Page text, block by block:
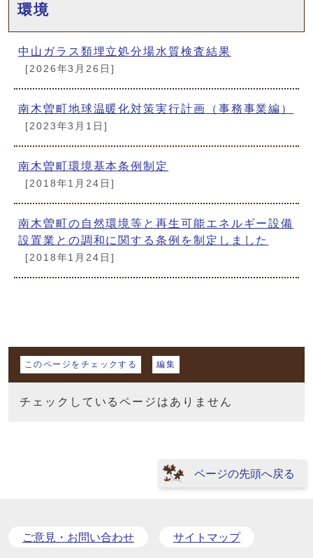
環境
中山ガラス類埋立処分場水質検査結果
[2026年3月26日]
南木曽町地球温暖化対策実行計画（事務事業編）
[2023年3月1日]
南木曽町環境基本条例制定
[2018年1月24日]
南木曽町の自然環境等と再生可能エネルギー設備
設置業との調和に関する条例を制定しました
[2018年1月24日]
マイページ
このページをチェックする 編集
チェックしているページはありません
ページの先頭へ戻る
ご意見・お問い合わせ サイトマップ